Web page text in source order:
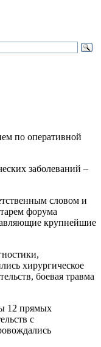
по оперативной
заболеваний –
словом и
форума
крупнейшие
хирургическое
боевая травма
12 прямых
с